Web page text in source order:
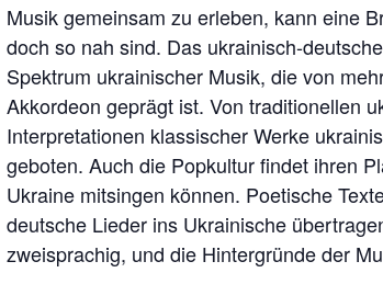
Musik gemeinsam zu erleben, kann eine
doch so nah sind. Das ukrainisch-
Spektrum ukrainischer Musik, die von
Akkordeon geprägt ist. Von traditionellen
Interpretationen klassischer Werke
geboten. Auch die Popkultur findet ihren
Ukraine mitsingen können. Poetische
deutsche Lieder ins Ukrainische
zweisprachig, und die Hintergründe der